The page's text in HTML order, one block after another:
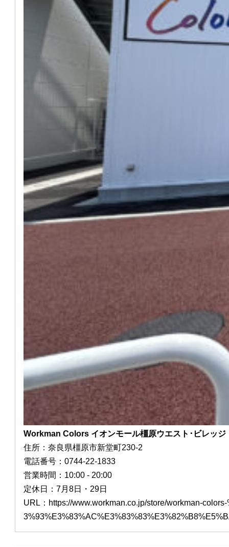
Workman Colors イオンモール橿原ウエスト･ビレッジ
住所：奈良県橿原市新堂町230-2
電話番号：0744-22-1833
営業時間：10:00 - 20:00
定休日：7月8日・29日
URL：https://www.workman.co.jp/store/workman-